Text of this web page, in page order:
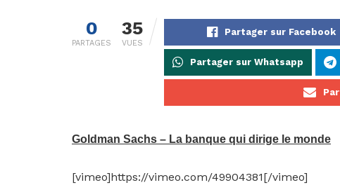
0
PARTAGES
35
VUES
Partager sur Facebook
Partager sur Whatsapp
Goldman Sachs – La banque qui dirige le monde
[vimeo]https://vimeo.com/49904381[/vimeo]